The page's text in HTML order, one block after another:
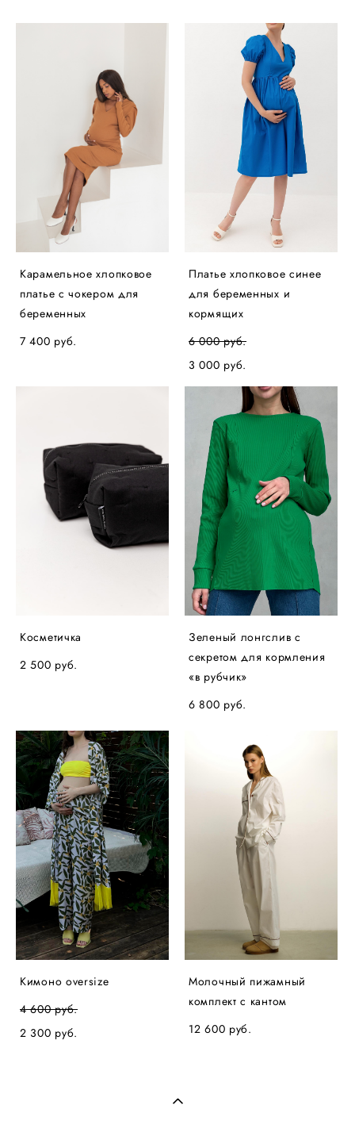
Карамельное хлопковое
платье с чокером для
беременных
7 400 pуб.
Платье хлопковое синее
для беременных и
кормящих
6 000 pуб.
3 000 pуб.
Косметичка
2 500 pуб.
Зеленый лонгслив с
секретом для кормления
«в рубчик»
6 800 pуб.
Кимоно oversize
4 600 pуб.
2 300 pуб.
Молочный пижамный
комплект с кантом
12 600 pуб.